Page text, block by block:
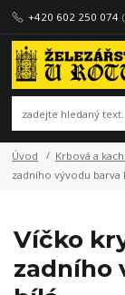
+420 602 250 074
Úvod Krbová a
zadního vývodu barva
Víčko
zadního